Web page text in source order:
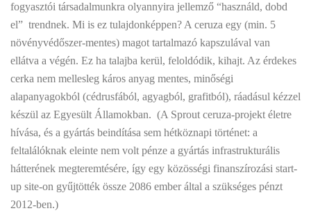
fogyasztói társadalmunkra olyannyira jellemző “használd, dobd
el” trendnek. Mi is ez tulajdonképpen? A ceruza egy (min. 5
növényvédőszer-mentes) magot tartalmazó kapszulával van
ellátva a végén. Ez ha talajba kerül, feloldódik, kihajt. Az érdekes
cerka nem mellesleg káros anyag mentes, minőségi
alapanyagokból (cédrusfából, agyagból, grafitból), ráadásul kézzel
készül az Egyesült Államokban. (A Sprout ceruza-projekt életre
hívása, és a gyártás beindítása sem hétköznapi történet: a
feltalálóknak eleinte nem volt pénze a gyártás infrastrukturális
hátterének megteremtésére, így egy közösségi finanszírozási start-
up site-on gyűjtötték össze 2086 ember által a szükséges pénzt
2012-ben.)